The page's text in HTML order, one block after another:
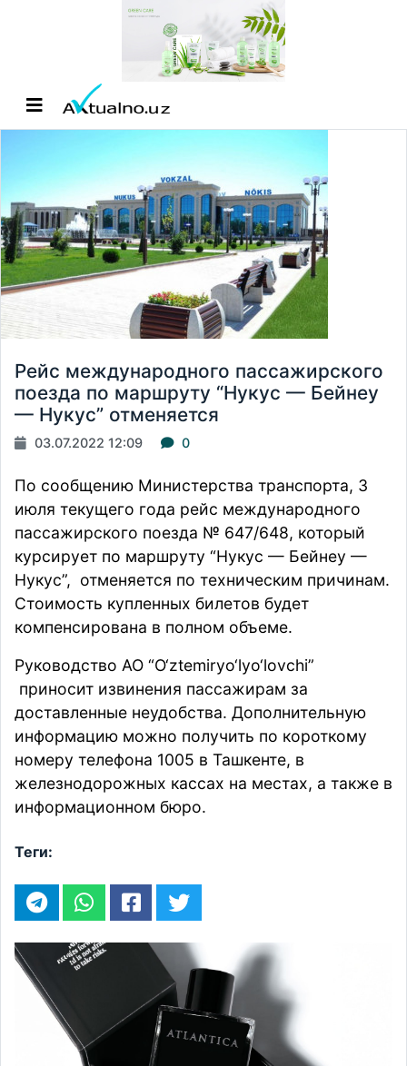
Рейс международного пассажирского
поезда по маршруту “Нукус — Бейнеу
— Нукус” отменяется
03.07.2022 12:09 0
По сообщению Министерства транспорта, 3
июля текущего года рейс международного
пассажирского поезда № 647/648, который
курсирует по маршруту “Нукус — Бейнеу —
Нукус”, отменяется по техническим причинам.
Стоимость купленных билетов будет
компенсирована в полном объеме.
Руководство АО “O‘ztemiryo‘lyo‘lovchi”
приносит извинения пассажирам за
доставленные неудобства. Дополнительную
информацию можно получить по короткому
номеру телефона 1005 в Ташкенте, в
железнодорожных кассах на местах, а также в
информационном бюро.
Теги: